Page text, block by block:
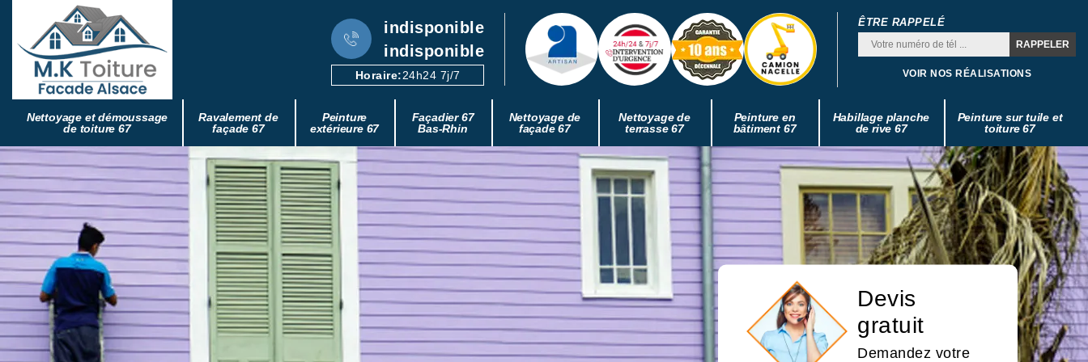
indisponible
indisponible
Horaire:24h24 7j/7
ÊTRE RAPPELÉ
VOIR NOS RÉALISATIONS
Nettoyage et démoussage
de toiture 67
Ravalement de
façade 67
Peinture
extérieure 67
Façadier 67
Bas-Rhin
Nettoyage de
façade 67
Nettoyage de
terrasse 67
Peinture en
bâtiment 67
Habillage planche
de rive 67
Peinture sur tuile et
toiture 67
Devis
gratuit
Demandez votre